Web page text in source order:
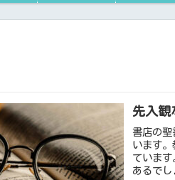
先入観
書店の聖
います
ていま
あるで